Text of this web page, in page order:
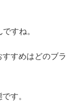
すね。
すめはどのブラ
す。